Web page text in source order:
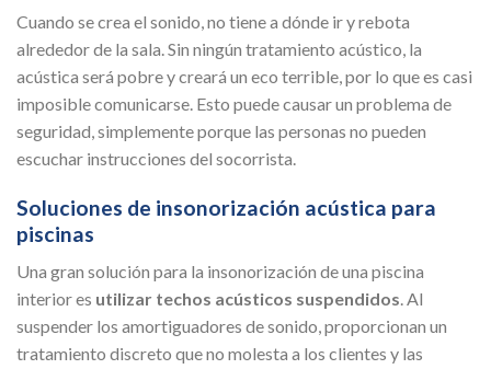
Cuando se crea el sonido, no tiene a dónde ir y rebota
alrededor de la sala. Sin ningún tratamiento acústico, la
acústica será pobre y creará un eco terrible, por lo que es casi
imposible comunicarse. Esto puede causar un problema de
seguridad, simplemente porque las personas no pueden
escuchar instrucciones del socorrista.
Soluciones de insonorización acústica para
piscinas
Una gran solución para la insonorización de una piscina
interior es utilizar techos acústicos suspendidos. Al
suspender los amortiguadores de sonido, proporcionan un
tratamiento discreto que no molesta a los clientes y las